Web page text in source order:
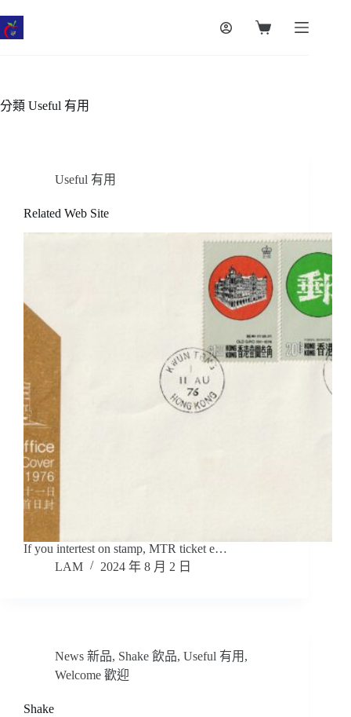
至
容
購
分類 Useful 有用
Useful 有用
Related Web Site
If you intertest on stamp, MTR ticket e…
LAM
2024 年 8 月 2 日
News 新品, Shake 飲品, Useful 有用 ,
Welcome 歡迎
Shake